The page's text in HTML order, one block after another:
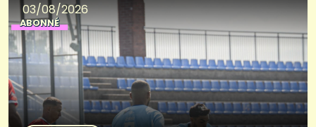
03/08/2026
ABONNÉ